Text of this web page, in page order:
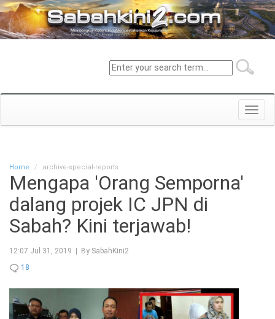
Home archive-special-reports
Mengapa 'Orang Semporna'
dalang projek IC JPN di
Sabah? Kini terjawab!
12:07 Jul 31, 2019 | By SabahKini2
18